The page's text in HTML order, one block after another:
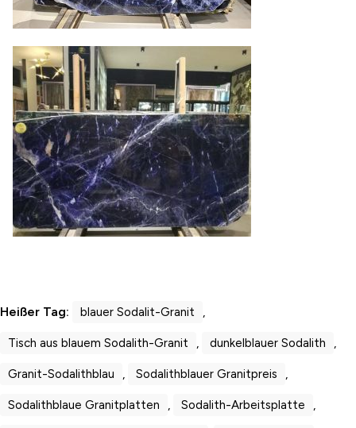
Heißer Tag: blauer Sodalit-Granit ,
Tisch aus blauem Sodalith-Granit , dunkelblauer Sodalith ,
Granit-Sodalithblau , Sodalithblauer Granitpreis ,
Sodalithblaue Granitplatten , Sodalith-Arbeitsplatte ,